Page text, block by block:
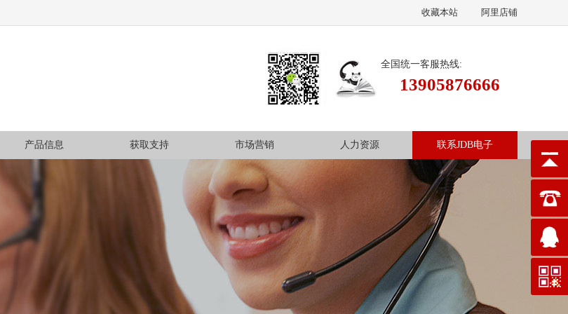
收藏本站 阿里店铺
全国统一客服热线:
13905876666
产品信息 获取支持 市场营销 人力资源 联系JDB电子